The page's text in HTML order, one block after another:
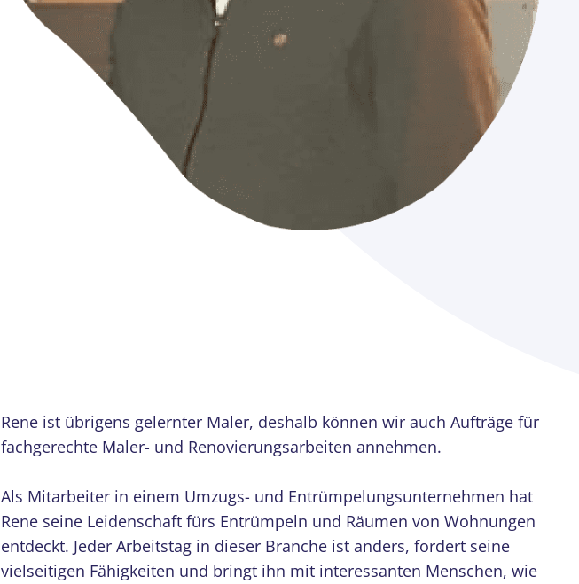
Rene ist übrigens gelernter Maler, deshalb können wir auch Aufträge für
fachgerechte Maler- und Renovierungsarbeiten annehmen.
Als Mitarbeiter in einem Umzugs- und Entrümpelungs­unternehmen hat
Rene seine Leidenschaft fürs Entrümpeln und Räumen von Wohnungen
entdeckt. Jeder Arbeitstag in dieser Branche ist anders, fordert seine
vielseitigen Fähigkeiten und bringt ihn mit interessanten Menschen, wie